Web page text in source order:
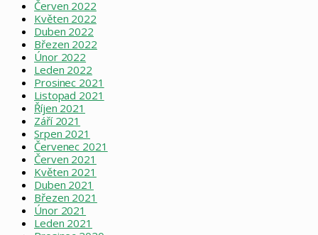
Červen 2022
Květen 2022
Duben 2022
Březen 2022
Únor 2022
Leden 2022
Prosinec 2021
Listopad 2021
Říjen 2021
Září 2021
Srpen 2021
Červenec 2021
Červen 2021
Květen 2021
Duben 2021
Březen 2021
Únor 2021
Leden 2021